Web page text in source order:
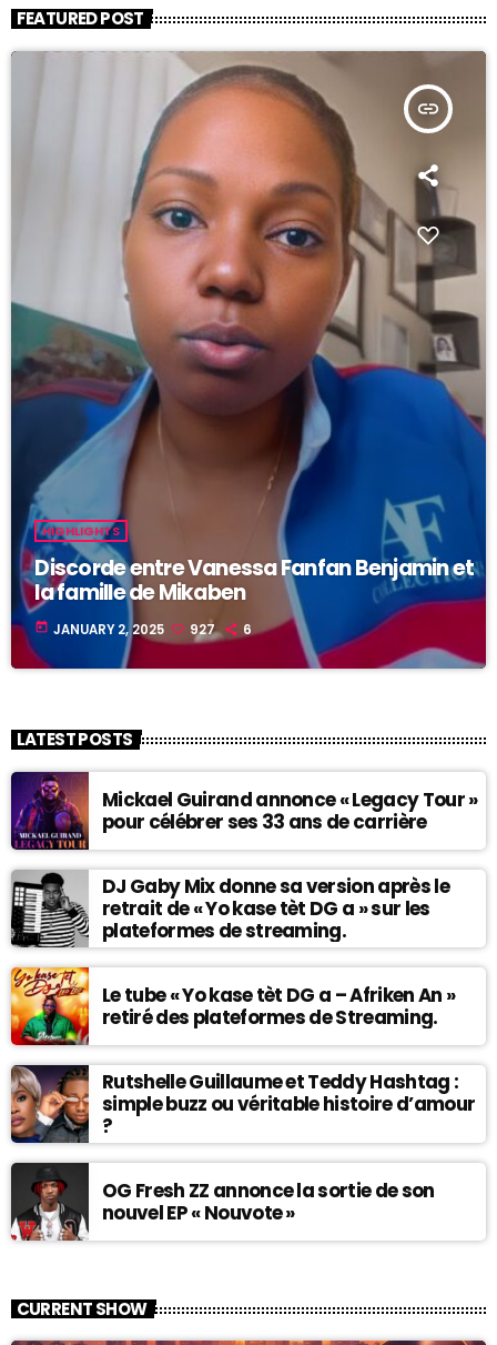
FEATURED POST
insert_link
HIGHLIGHTS
Discorde entre Vanessa Fanfan Benjamin et
la famille de Mikaben
today JANUARY 2, 2025 927 6
LATEST POSTS
Mickael Guirand annonce « Legacy Tour »
pour célébrer ses 33 ans de carrière
DJ Gaby Mix donne sa version après le
retrait de « Yo kase tèt DG a » sur les
plateformes de streaming.
Le tube « Yo kase tèt DG a – Afriken An »
retiré des plateformes de Streaming.
Rutshelle Guillaume et Teddy Hashtag :
simple buzz ou véritable histoire d’amour
?
OG Fresh ZZ annonce la sortie de son
nouvel EP « Nouvote »
CURRENT SHOW